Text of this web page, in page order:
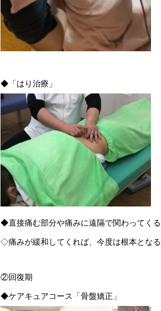
◆「はり治療」
◆直接痛む部分や痛みに遠隔で関わってく
◇痛みが緩和してくれば、今度は根本となる
②回復期
◆ケアキュアコース「骨盤矯正」